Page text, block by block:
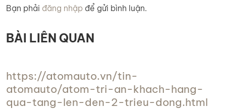
Bạn phải đăng nhập để gửi bình luận.
BÀI LIÊN QUAN
https://atomauto.vn/tin-
atomauto/atom-tri-an-khach-hang-
qua-tang-len-den-2-trieu-dong.html